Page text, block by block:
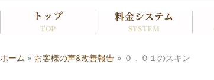
トップ
TOP
料金システム
SYSTEM
ホーム お客様の声&改善報告 ０．０１のスキン